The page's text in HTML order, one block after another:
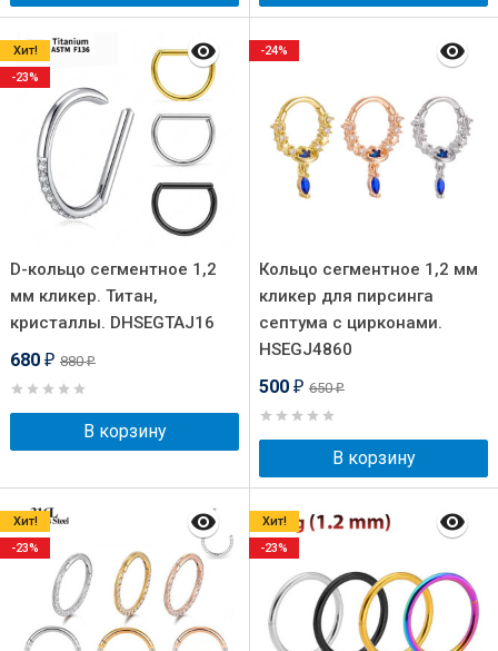
D-кольцо сегментное 1,2
мм кликер. Титан,
кристаллы. DHSEGTAJ16
680 ₽ 880₽
В корзину
Хит!
-23%
Кольцо сегментное 1,2 мм
кликер для пирсинга
септума с цирконами.
HSEGJ4860
500 ₽ 650₽
В корзину
-24%
Хит!
-23%
Хит!
-23%